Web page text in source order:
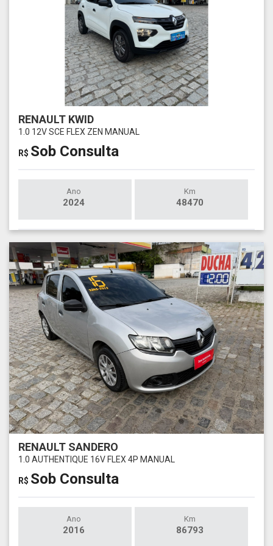
RENAULT KWID
1.0 12V SCE FLEX ZEN MANUAL
R$ Sob Consulta
Ano
2024
Km
48470
RENAULT SANDERO
1.0 AUTHENTIQUE 16V FLEX 4P MANUAL
R$ Sob Consulta
Ano
2016
Km
86793